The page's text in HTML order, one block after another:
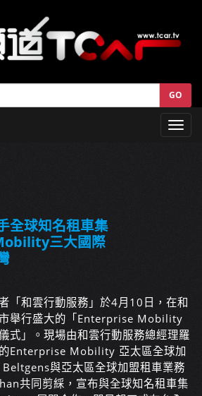
GO
全球知名租車集
三大國際
「和雲行動服務」於4月10日，在和
舉行盛大的「Enterprise Mobility
式」。現場由和雲行動服務總經理羅
Enterprise Mobility 亞太區全球加
與亞太區全球加盟租車業務
共同剪綵，宣布與全球知名租車集